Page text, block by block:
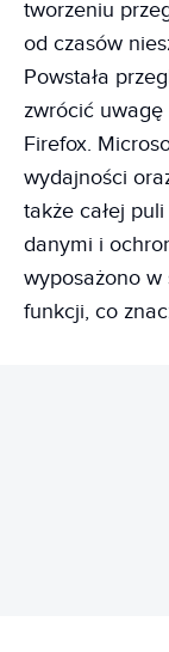
tworzeniu
od czasów
Powstała
zwrócić
Firefox.
wydajności
także całej
danymi i
wyposażono w
funkcji, co